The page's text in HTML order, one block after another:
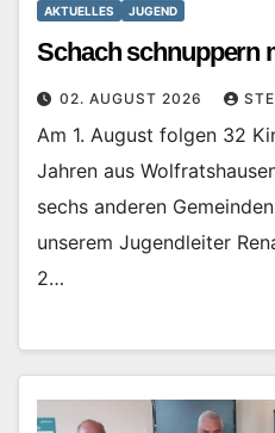
AKTUELLES JUGEND
Schach schnuppern
02. AUGUST 2026
Am 1. August folgen 32
Jahren aus
sechs anderen
unserem Jugendleiter
2…